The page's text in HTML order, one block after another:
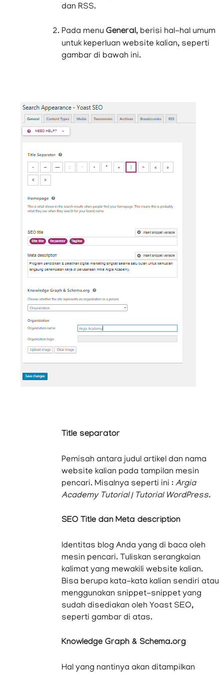
dan RSS.
Pada menu General, berisi hal-hal umum
untuk keperluan website kalian, seperti
gambar di bawah ini.
Title separator
Pemisah antara judul artikel dan nama
website kalian pada tampilan mesin
pencari. Misalnya seperti ini : Argia
Academy Tutorial | Tutorial WordPress.
SEO Title dan Meta description
Identitas blog Anda yang di baca oleh
mesin pencari. Tuliskan serangkaian
kalimat yang mewakili website kalian.
Bisa berupa kata-kata kalian sendiri atau
menggunakan snippet-snippet yang
sudah disediakan oleh Yoast SEO,
seperti gambar di atas.
Knowledge Graph & Schema.org
Hal yang nantinya akan ditampilkan